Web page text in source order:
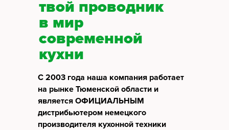
С 2003 года наша компания работает
на рынке Тюменской области и
является ОФИЦИАЛЬНЫМ
дистрибьютером немецкого
производителя кухонной техники
твой проводник
в мир
современной
кухни